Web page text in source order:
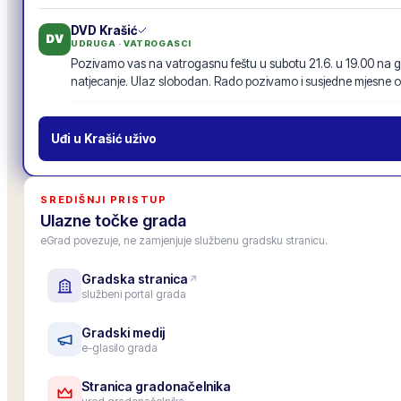
DV
DVD Krašić
UDRUGA · VATROGASCI
Pozivamo vas na vatrogasnu feštu u subotu 21.6. u 19.00
natjecanje. Ulaz slobodan. Rado pozivamo i susjedne mjesne
POZIV
Vatrogasna fešta · 21.6.
19odgovora·94lajkova
MO Centar
MJESNI ODBOR
Inicijativu za nogostup uz glavnu cestu s 87 potpisa proslijedili
prenosimo u zajednički tok objava, da je vide i drugi mjesni
11odgovora· 52lajkova
OŠ
Gradska osnovna škola
USTANOVA · ŠKOLA
Roditeljski sastanak za roditelje budućih prvašića: 25. lipnja u
odgovora
Uđi u Krašić uživo
SREDIŠNJI PRISTUP
Ulazne točke grada
eGrad povezuje, ne zamjenjuje službenu gradsku stranicu.
Gradska stranica
službeni portal grada
Gradski medij
e-glasilo grada
Stranica gradonačelnika